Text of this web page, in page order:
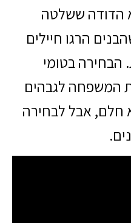
הדודה ששלטה
הרגו חיילים
הבחירה בטומי
המשפחה לגבהים
אבל לבחירה